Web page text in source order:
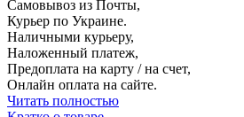
Самовывоз из Почты,
Курьер по Украине.
Наличными курьеру,
Наложенный платеж,
Предоплата на карту / на счет,
Онлайн оплата на сайте.
Читать полностью